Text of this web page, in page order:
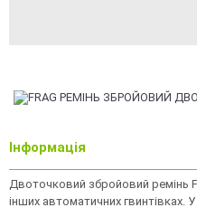
Інформація
Двоточковий збройовий ремінь
інших автоматичних гвинтівках.